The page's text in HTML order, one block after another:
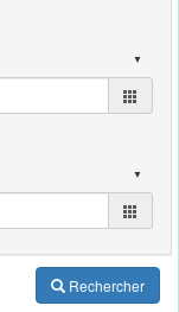
Rechercher